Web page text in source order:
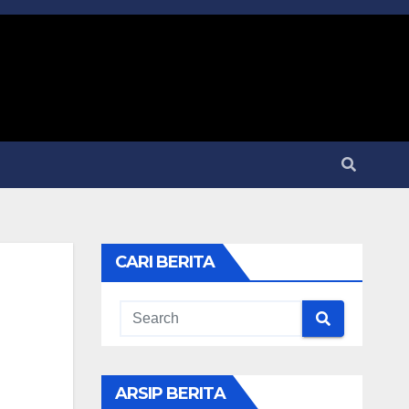
CARI BERITA
ARSIP BERITA